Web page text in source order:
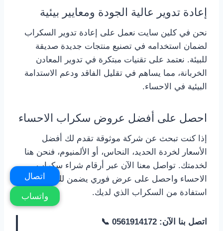
إعادة تدوير عالية الجودة ومعايير بيئية
نحن في كلين سايت نعمل على إعادة تدوير السكراب
لضمان استخدامه في تصنيع منتجات جديدة صديقة
للبيئة. نعتمد على تقنيات مبتكرة في تدوير المعادن
الخربانة، مما يساهم في تقليل الفاقد ودعم الاستدامة
البيئية في الاحساء.
احصل على أفضل عروض سكراب الاحساء
إذا كنت تبحث عن شركة موثوقة تقدم لك أفضل
الأسعار لخردة الحديد، النحاس، أو الألمنيوم، فنحن هنا
لخدمتك. تواصل معنا الآن عبر أرقام شراء سكراب
الاحساء واحصل على عرض فوري يضمن لك أقصى
استفادة من السكراب الذي لديك.
اتصل بنا الآن: 0561914172 📞
اتصال
واتساب